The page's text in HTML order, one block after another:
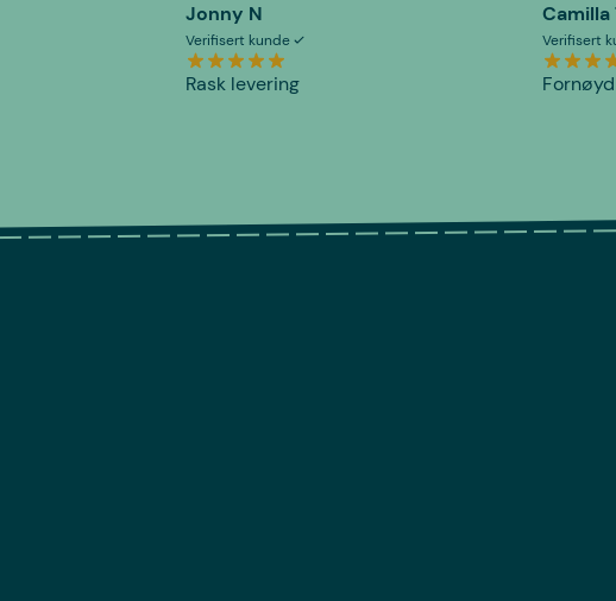
Jonny N
Verifisert kunde
Rask levering
Camilla
Verifisert
Fornøyd